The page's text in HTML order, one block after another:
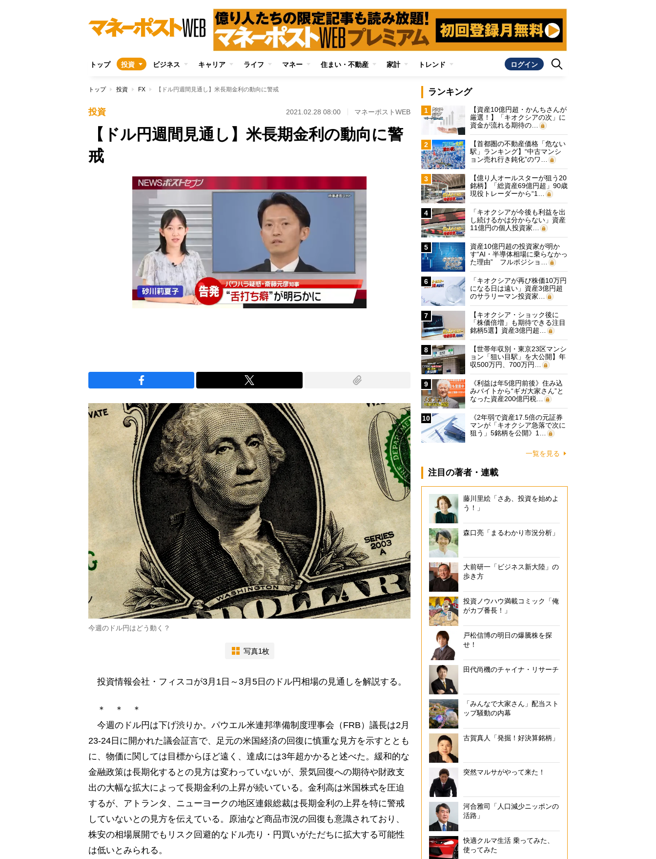
トップ 投資 ビジネス キャリア ライフ マネー 住まい・不動産 家計 トレンド ログイン
トップ 投資 FX 【ドル円週間見通し】米長期金利の動向に警戒
投資 2021.02.28 08:00 マネーポストWEB
【ドル円週間見通し】米長期金利の動向に警
戒
今週のドル円はどう動く？
写真1枚
投資情報会社・フィスコが3月1日～3月5日のドル円相場の見通しを解説する。
＊ ＊ ＊
今週のドル円は下げ渋りか。パウエル米連邦準備制度理事会（FRB）議長は2月
23-24日に開かれた議会証言で、足元の米国経済の回復に慎重な見方を示すととも
に、物価に関しては目標からほど遠く、達成には3年超かかると述べた。緩和的な
金融政策は長期化するとの見方は変わっていないが、景気回復への期待や財政支
出の大幅な拡大によって長期金利の上昇が続いている。金利高は米国株式を圧迫
するが、アトランタ、ニューヨークの地区連銀総裁は長期金利の上昇を特に警戒
していないとの見方を伝えている。原油など商品市況の回復も意識されており、
株安の相場展開でもリスク回避的なドル売り・円買いがただちに拡大する可能性
は低いとみられる。
ランキング
1
【資産10億円超・かんちさんが
厳選！】「キオクシアの次」に
資金が流れる期待の…
2
【首都圏の不動産価格「危ない
駅」ランキング】“中古マンシ
ョン売れ行き鈍化”のワ…
3
【億り人オールスターが狙う20
銘柄】「総資産69億円超」90歳
現役トレーダーから“1…
4
「キオクシアが今後も利益を出
し続けるかは分からない」資産
11億円の個人投資家…
5
資産10億円超の投資家が明か
す“AI・半導体相場に乗らなかっ
た理由” フルポジショ…
6
「キオクシアが再び株価10万円
になる日は遠い」資産3億円超
のサラリーマン投資家…
7
【キオクシア・ショック後に
「株価倍増」も期待できる注目
銘柄5選】資産3億円超…
8
【世帯年収別・東京23区マンシ
ョン「狙い目駅」を大公開】年
収500万円、700万円…
9
《利益は年5億円前後》住み込
みバイトから“ギガ大家さん”と
なった資産200億円税…
10
《2年弱で資産17.5倍の元証券
マンが「キオクシア急落で次に
狙う」5銘柄を公開》1…
一覧を見る
注目の著者・連載
藤川里絵「さあ、投資を始めよ
う！」
森口亮「まるわかり市況分析」
大前研一「ビジネス新大陸」の
歩き方
投資ノウハウ満載コミック「俺
がカブ番長！」
戸松信博の明日の爆騰株を探
せ！
田代尚機のチャイナ・リサーチ
「みんなで大家さん」配当スト
ップ騒動の内幕
古賀真人「発掘！好決算銘柄」
突然マルサがやって来た！
河合雅司「人口減少ニッポンの
活路」
快適クルマ生活 乗ってみた、
使ってみた